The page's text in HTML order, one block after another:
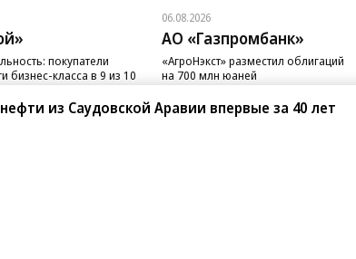
покупатели
бизнес-класса в 9 из 10
в сегменте
06.08.2026
АО «Газпромбанк»
«АгроНэкст» разместил облигаций
на 700 млн юаней
из Саудовской Аравии впервые за 40 лет